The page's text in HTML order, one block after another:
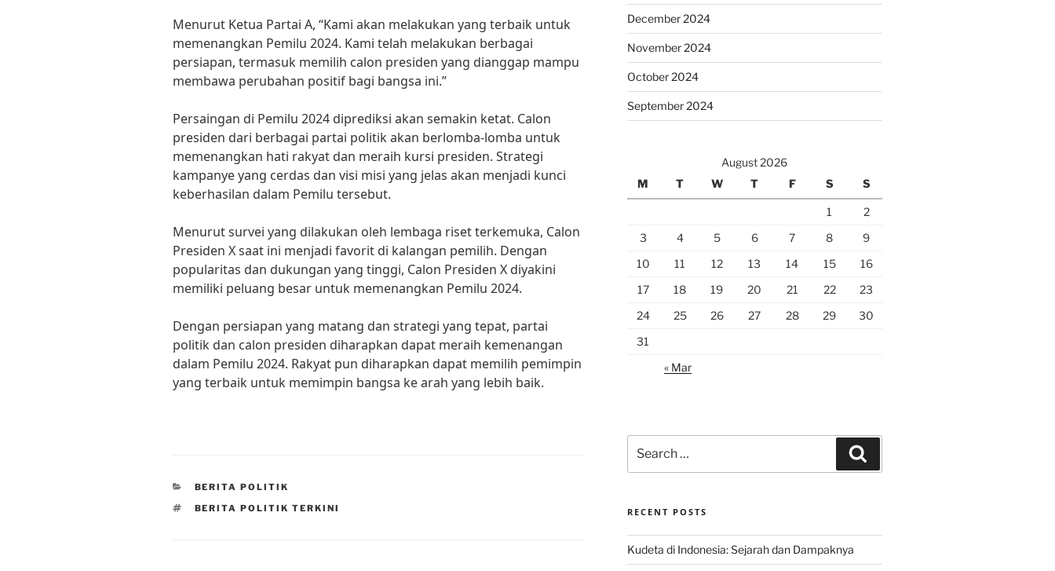
Menurut Ketua Partai A, “Kami akan melakukan yang terbaik untuk
memenangkan Pemilu 2024. Kami telah melakukan berbagai
persiapan, termasuk memilih calon presiden yang dianggap mampu
membawa perubahan positif bagi bangsa ini.”
Persaingan di Pemilu 2024 diprediksi akan semakin ketat. Calon
presiden dari berbagai partai politik akan berlomba-lomba untuk
memenangkan hati rakyat dan meraih kursi presiden. Strategi
kampanye yang cerdas dan visi misi yang jelas akan menjadi kunci
keberhasilan dalam Pemilu tersebut.
Menurut survei yang dilakukan oleh lembaga riset terkemuka, Calon
Presiden X saat ini menjadi favorit di kalangan pemilih. Dengan
popularitas dan dukungan yang tinggi, Calon Presiden X diyakini
memiliki peluang besar untuk memenangkan Pemilu 2024.
Dengan persiapan yang matang dan strategi yang tepat, partai
politik dan calon presiden diharapkan dapat meraih kemenangan
dalam Pemilu 2024. Rakyat pun diharapkan dapat memilih pemimpin
yang terbaik untuk memimpin bangsa ke arah yang lebih baik.
CATEGORIES
BERITA POLITIK
TAGS
BERITA POLITIK TERKINI
December 2024
November 2024
October 2024
September 2024
August 2026
M
T W T F S S
1
2
3
4 5 6 7 8
9
10
11 12 13 14 15
16
17
18 19 20 21 22
23
24
25 26 27 28 29
30
31
« Mar
for:
RECENT POSTS
Kudeta di Indonesia: Sejarah dan Dampaknya